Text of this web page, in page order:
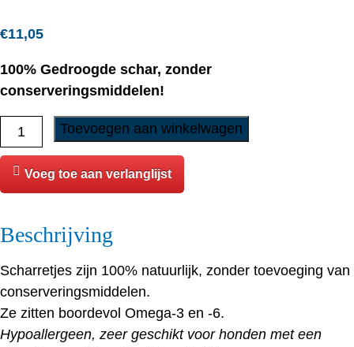
€11,05
100% Gedroogde schar, zonder
conserveringsmiddelen!
Riverwood
-
Schar
aantal
Toevoegen aan winkelwagen
Voeg toe aan verlanglijst
Beschrijving
Scharretjes zijn 100% natuurlijk, zonder toevoeging van
conserveringsmiddelen.
Ze zitten boordevol Omega-3 en -6.
Hypoallergeen, zeer geschikt voor honden met een